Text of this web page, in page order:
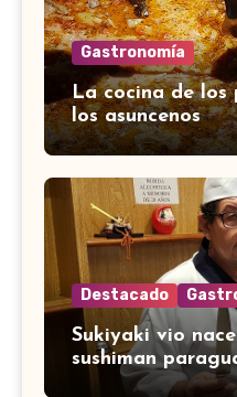
Gastronomía
La cocina de los
los asuncenos
Destacado
Sukiyaki vio
sushiman